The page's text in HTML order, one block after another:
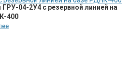
ГРУ-04-2У4 с резервной линией на
400